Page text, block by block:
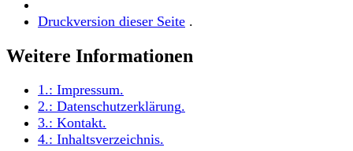
Druckversion dieser Seite .
Weitere Informationen
1.: Impressum.
2.: Datenschutzerklärung.
3.: Kontakt.
4.: Inhaltsverzeichnis.